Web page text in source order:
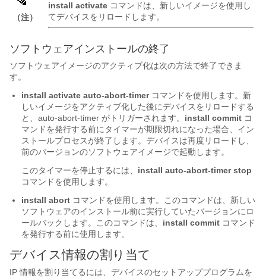
（注）
install activate コマンドは、新しいイメージを使用し
てデバイスをリロードします。
ソフトウェアインストールの終了
ソフトウェアイメージのアクティブ化は次の方法で終了できま
す。
install activate auto-abort-timer コマンドを使用します。新
しいイメージをアクティブ化した後にデバイスをリロードする
と、auto-abort-timer がトリガーされます。 install commit コ
マンドを発行する前にタイマーが期限切れになった場合、イン
ストールプロセスが終了します。デバイスは再度リロードし、
前のバージョンのソフトウェアイメージで起動します。
このタイマーを停止するには、 install auto-abort-timer stop
コマンドを使用します。
install abort コマンドを使用します。このコマンドは、新しい
ソフトウェアのインストール前に実行していたバージョンにロ
ールバックします。このコマンドは、 install commit コマンド
を発行する前に使用します。
デバイス情報の割り当て
IP 情報を割り当てるには、デバイスのセットアッププログラムを